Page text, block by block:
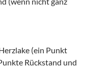
(ein Punkt
Rückstand und